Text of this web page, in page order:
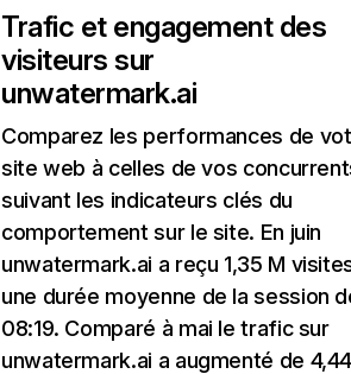
Trafic et engagement des
visiteurs sur
unwatermark.ai
Comparez les performances de
site web à celles de vos
suivant les indicateurs clés du
comportement sur le site. En juin
unwatermark.ai a reçu 1,35 M
une durée moyenne de la session
08:19. Comparé à mai le trafic sur
unwatermark.ai a augmenté de